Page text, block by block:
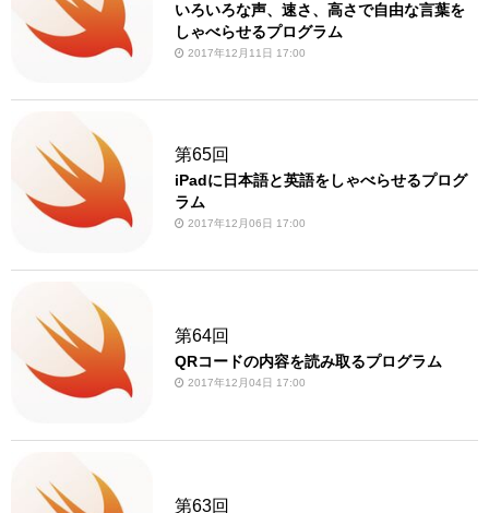
いろいろな声、速さ、高さで自由な言葉を
しゃべらせるプログラム
2017年12月11日 17:00
第65回
iPadに日本語と英語をしゃべらせるプログ
ラム
2017年12月06日 17:00
第64回
QRコードの内容を読み取るプログラム
2017年12月04日 17:00
第63回